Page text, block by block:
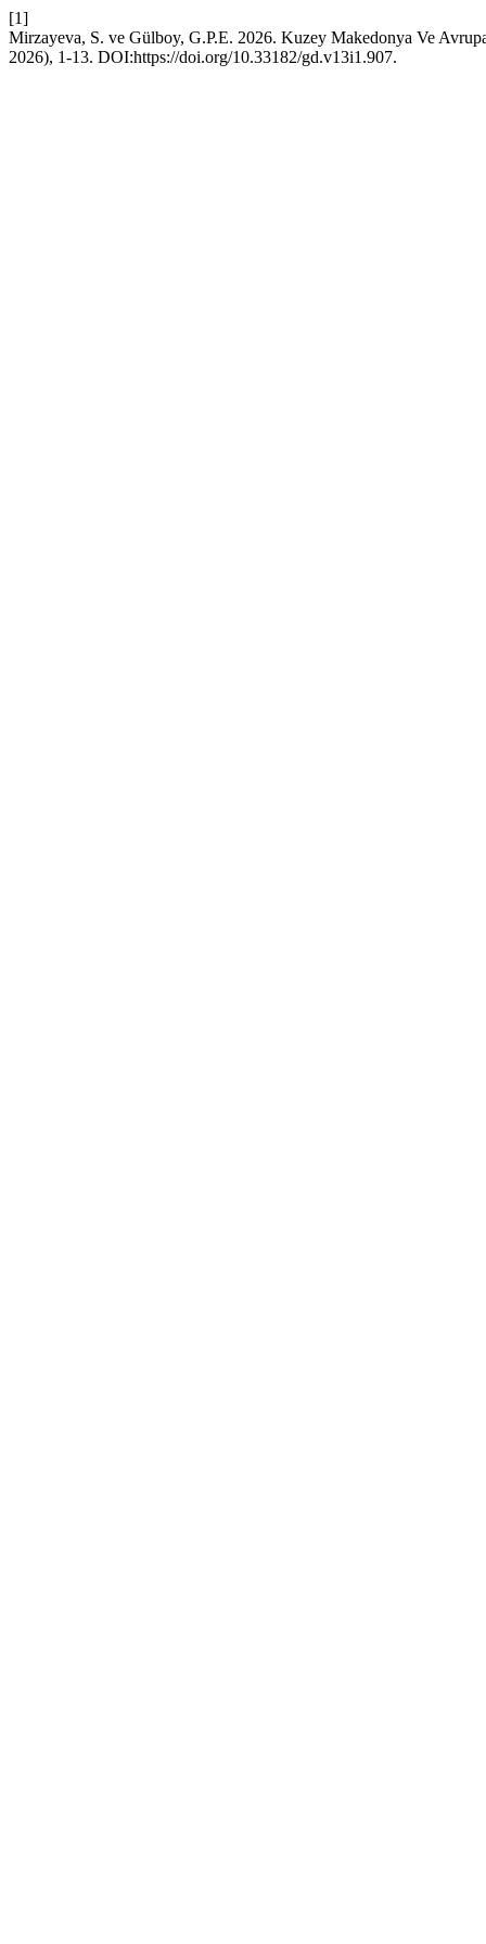
[1]
Mirzayeva, S. ve Gülboy, G.P.E. 2026. Kuzey Makedonya Ve
2026), 1-13. DOI:https://doi.org/10.33182/gd.v13i1.907.